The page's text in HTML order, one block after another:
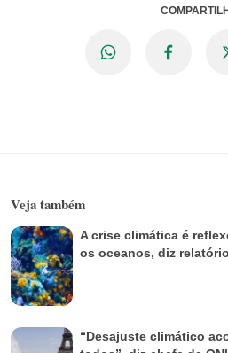
Veja também
A crise climática é
os oceanos, diz relatório
“Desajuste climático